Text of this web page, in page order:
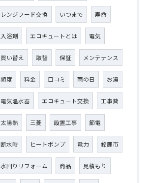
レンジフード交換 いつまで 寿命
入浴剤 エコキュートとは 電気
買い替え 取替 保証 メンテナンス
頻度 料金 口コミ 雨の日 お湯
電気温水器 エコキュート交換 工事費
太陽熱 三菱 設置工事 節電
断水時 ヒートポンプ 電力 鈴鹿市
水回りリフォーム 商品 見積もり